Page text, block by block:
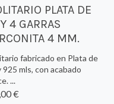
PLATA DE
4 GARRAS
4 MM.
fabricado en Plata de
925 mls, con acabado
...
€